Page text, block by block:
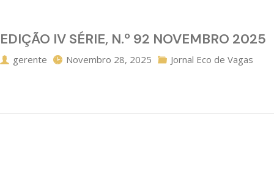
EDIÇÃO IV SÉRIE, N.º 92 NOVEMBRO 2025
gerente Novembro 28, 2025 Jornal Eco de Vagas